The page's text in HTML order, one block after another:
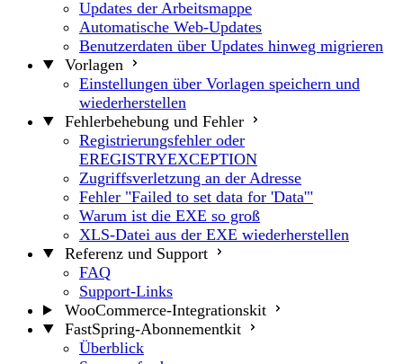
Updates der Arbeitsmappe
Automatische Web-Updates
Benutzerdaten über Updates hinweg migrieren
Vorlagen
Einstellungen über Vorlagen speichern und
wiederherstellen
Fehlerbehebung und Fehler
Registrierungsfehler oder
EREGISTRYEXCEPTION
Zugriffsverletzung an der Adresse
Fehler "Failed to set data for 'Data'"
Warum ist die EXE so groß
XLS-Datei aus der EXE wiederherstellen
Referenz und Support
FAQ
Support-Links
WooCommerce-Integrationskit
FastSpring-Abonnementkit
Überblick